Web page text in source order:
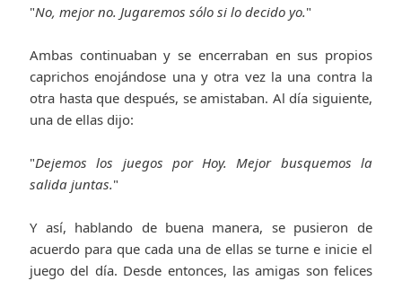
"No, mejor no. Jugaremos sólo si lo decido yo."
Ambas continuaban y se encerraban en sus propios
caprichos enojándose una y otra vez la una contra la
otra hasta que después, se amistaban. Al día siguiente,
una de ellas dijo:
"Dejemos los juegos por Hoy. Mejor busquemos la
salida juntas."
Y así, hablando de buena manera, se pusieron de
acuerdo para que cada una de ellas se turne e inicie el
juego del día. Desde entonces, las amigas son felices